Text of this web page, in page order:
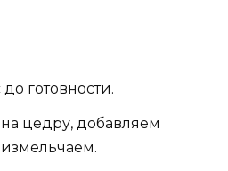
готовности.
цедру, добавляем